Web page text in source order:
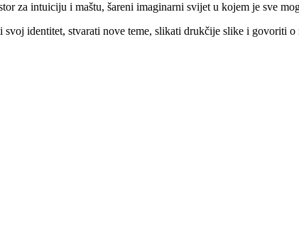
za intuiciju i maštu, šareni imaginarni svijet u kojem je sve
identitet, stvarati nove teme, slikati drukčije slike i govoriti